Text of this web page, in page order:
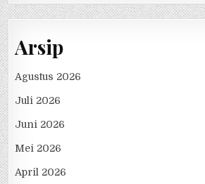
Arsip
Agustus 2026
Juli 2026
Juni 2026
Mei 2026
April 2026